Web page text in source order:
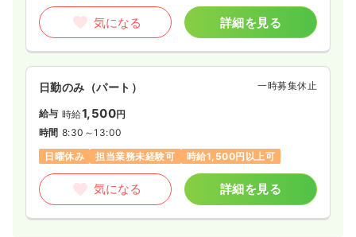
気になる 詳細を見る
日勤のみ（パート） 一時募集休止
給与 時給1,500円
時間 8:30～13:00
日曜休み
担当業務未経験可 時給1,500円以上可
気になる 詳細を見る